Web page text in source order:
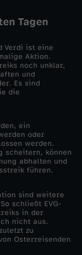
Tagen
Verdi ist eine
Aktion.
noch unklar,
und
Es sind
die
ein
oder
werden.
scheitern, können
abhalten und
führen.
sind weitere
schließt EVG-
in der
nicht aus.
zu
Osterreisenden